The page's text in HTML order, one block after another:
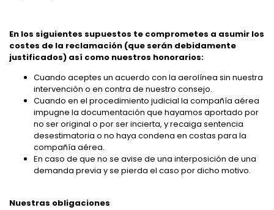
En los siguientes supuestos te comprometes a asumir los
costes de la reclamación (que serán debidamente
justificados) así como nuestros honorarios:
Cuando aceptes un acuerdo con la aerolínea sin nuestra
intervención o en contra de nuestro consejo.
Cuando en el procedimiento judicial la compañía aérea
impugne la documentación que hayamos aportado por
no ser original o por ser incierta, y recaiga sentencia
desestimatoria o no haya condena en costas para la
compañía aérea.
En caso de que no se avise de una interposición de una
demanda previa y se pierda el caso por dicho motivo.
Nuestras obligaciones